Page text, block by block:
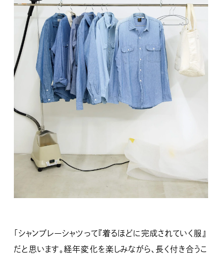
「シャンブレーシャツって『着るほどに完成されていく服』
だと思います。経年変化を楽しみながら、長く付き合うこ